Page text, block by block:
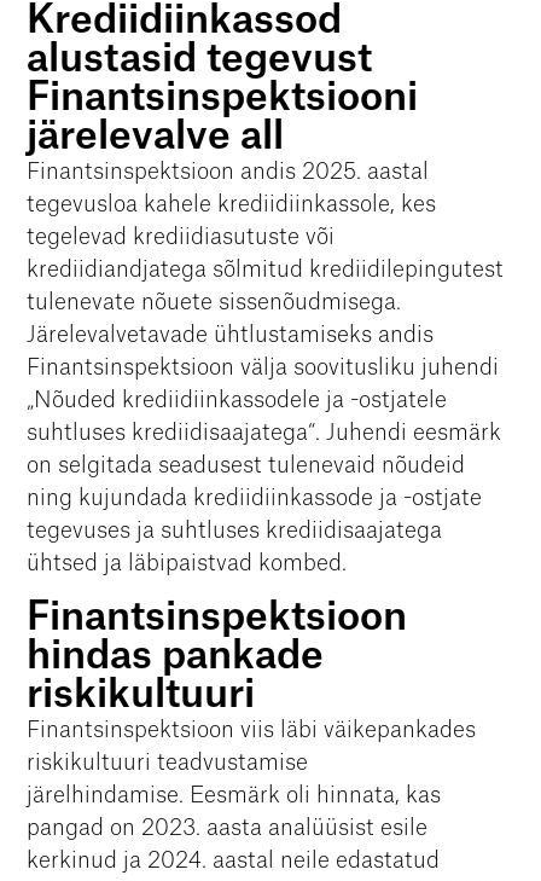
Krediidiinkassod
alustasid tegevust
Finantsinspektsiooni
järelevalve all
Finantsinspektsioon andis 2025. aastal
tegevusloa kahele krediidiinkassole, kes
tegelevad krediidiasutuste või
krediidiandjatega sõlmitud krediidilepingutest
tulenevate nõuete sissenõudmisega.
Järelevalvetavade ühtlustamiseks andis
Finantsinspektsioon välja soovitusliku juhendi
„Nõuded krediidiinkassodele ja -ostjatele
suhtluses krediidisaajatega“. Juhendi eesmärk
on selgitada seadusest tulenevaid nõudeid
ning kujundada krediidiinkassode ja -ostjate
tegevuses ja suhtluses krediidisaajatega
ühtsed ja läbipaistvad kombed.
Finantsinspektsioon
hindas pankade
riskikultuuri
Finantsinspektsioon viis läbi väikepankades
riskikultuuri teadvustamise
järelhindamise. Eesmärk oli hinnata, kas
pangad on 2023. aasta analüüsist esile
kerkinud ja 2024. aastal neile edastatud